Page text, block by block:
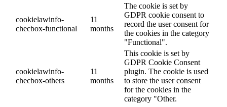
cookielawinfo-
checbox-functional
11
months
The cookie is set by
GDPR cookie consent to
record the user consent for
the cookies in the category
"Functional".
cookielawinfo-
checbox-others
11
months
This cookie is set by
GDPR Cookie Consent
plugin. The cookie is used
to store the user consent
for the cookies in the
category "Other.